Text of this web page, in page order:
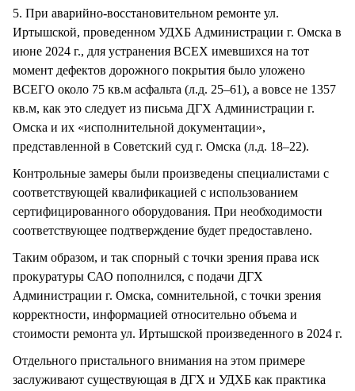
5. При аварийно-восстановительном ремонте ул.
Иртышской, проведенном УДХБ Администрации г. Омска в
июне 2024 г., для устранения ВСЕХ имевшихся на тот
момент дефектов дорожного покрытия было уложено
ВСЕГО около 75 кв.м асфальта (л.д. 25–61), а вовсе не 1357
кв.м, как это следует из письма ДГХ Администрации г.
Омска и их «исполнительной документации»,
представленной в Советский суд г. Омска (л.д. 18–22).
Контрольные замеры были произведены специалистами с
соответствующей квалификацией с использованием
сертифицированного оборудования. При необходимости
соответствующее подтверждение будет предоставлено.
Таким образом, и так спорный с точки зрения права иск
прокуратуры САО пополнился, с подачи ДГХ
Администрации г. Омска, сомнительной, с точки зрения
корректности, информацией относительно объема и
стоимости ремонта ул. Иртышской произведенного в 2024 г.
Отдельного пристального внимания на этом примере
заслуживают существующая в ДГХ и УДХБ как практика